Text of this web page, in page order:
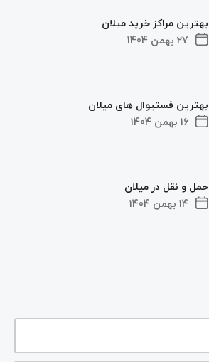
27 بهمن 1404
بهترین مراکز خرید میلان
16 بهمن 1404
بهترین فستیوال ‌‌های میلان
14 بهمن 1404
حمل و نقل در میلان